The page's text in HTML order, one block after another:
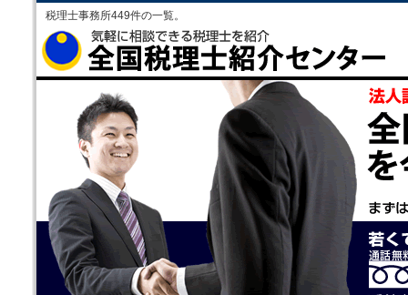
税理士事務所449件の一覧。